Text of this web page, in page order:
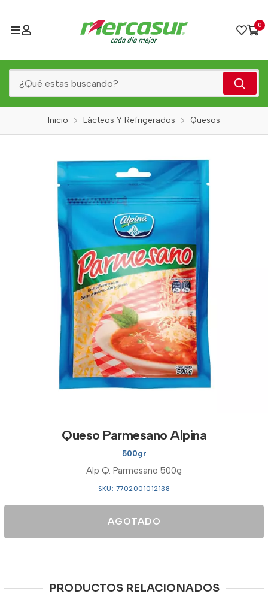
0
Inicio Lácteos Y Refrigerados Quesos
Queso Parmesano Alpina
500gr
Alp Q. Parmesano 500g
SKU: 7702001012138
AGOTADO
PRODUCTOS RELACIONADOS